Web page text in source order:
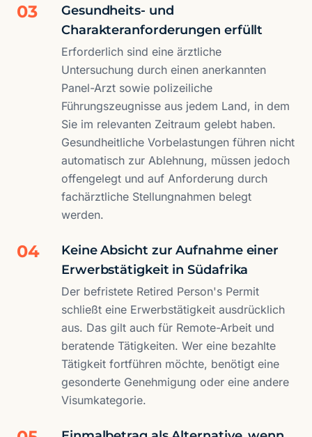
03
Gesundheits- und
Charakteranforderungen erfüllt
Erforderlich sind eine ärztliche
Untersuchung durch einen anerkannten
Panel-Arzt sowie polizeiliche
Führungszeugnisse aus jedem Land, in dem
Sie im relevanten Zeitraum gelebt haben.
Gesundheitliche Vorbelastungen führen nicht
automatisch zur Ablehnung, müssen jedoch
offengelegt und auf Anforderung durch
fachärztliche Stellungnahmen belegt
werden.
04
Keine Absicht zur Aufnahme einer
Erwerbstätigkeit in Südafrika
Der befristete Retired Person's Permit
schließt eine Erwerbstätigkeit ausdrücklich
aus. Das gilt auch für Remote-Arbeit und
beratende Tätigkeiten. Wer eine bezahlte
Tätigkeit fortführen möchte, benötigt eine
gesonderte Genehmigung oder eine andere
Visumkategorie.